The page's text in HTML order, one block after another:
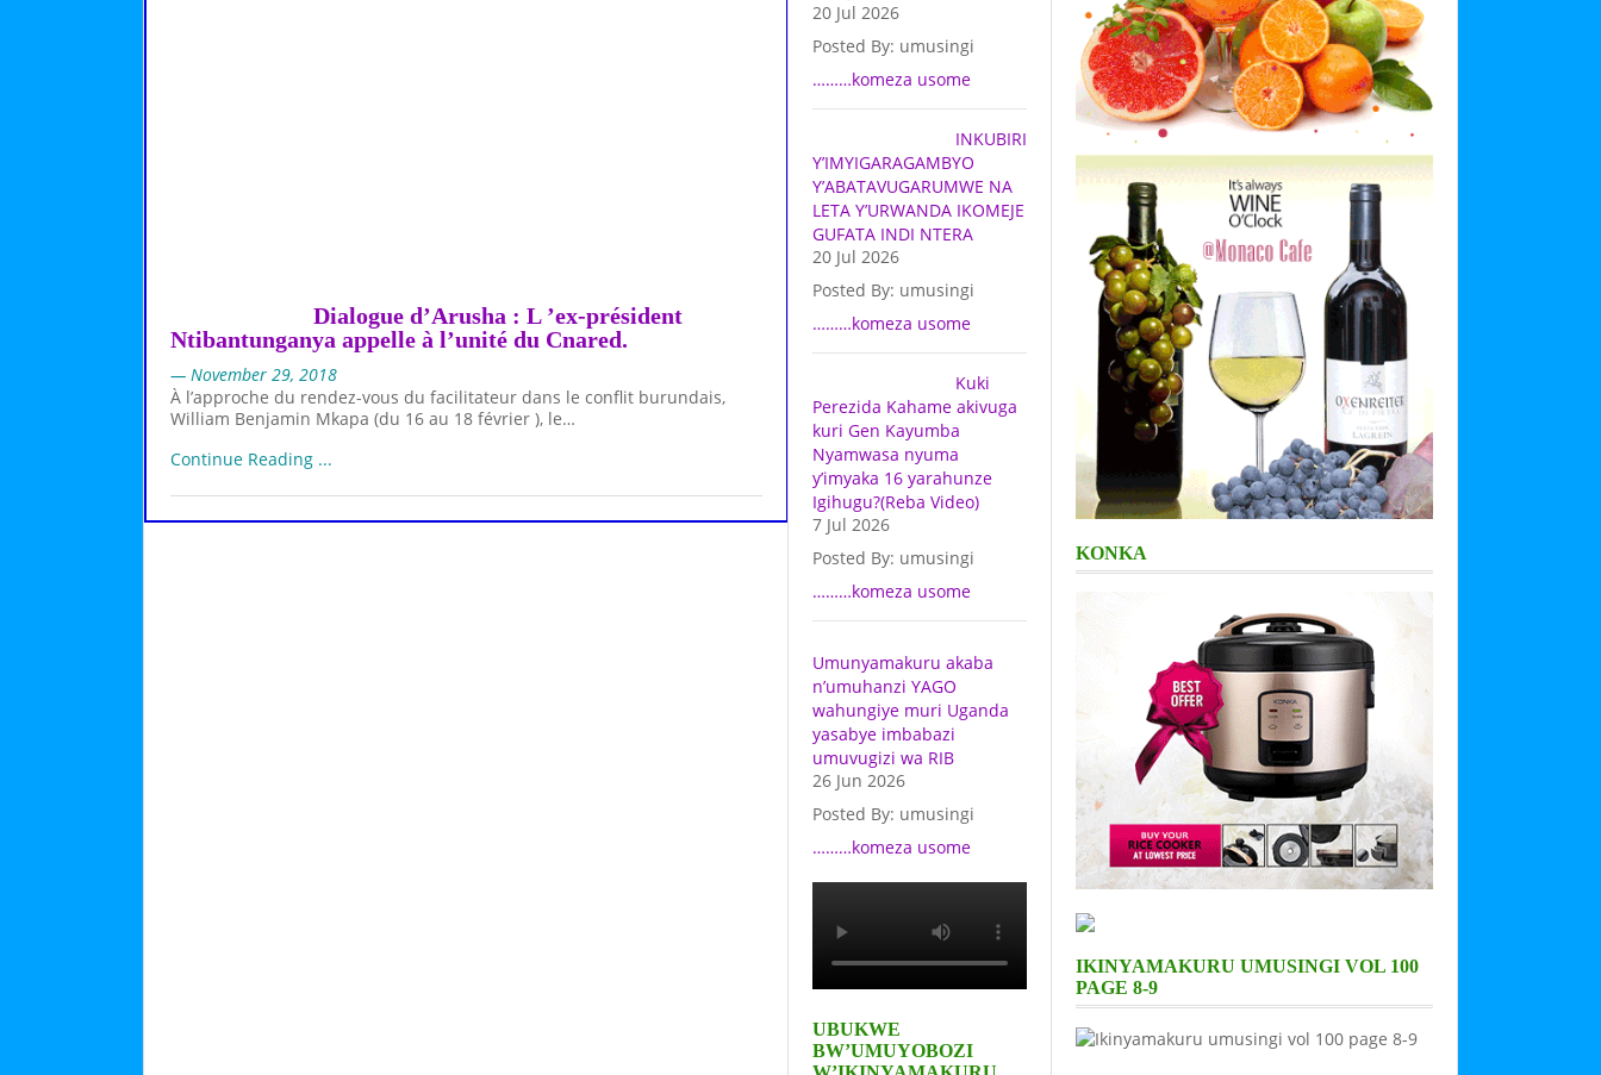
Dialogue d’Arusha : L ’ex-président
Ntibantunganya appelle à l’unité du Cnared.
— November 29, 2018
À l’approche du rendez-vous du facilitateur dans le conflit burundais,
William Benjamin Mkapa (du 16 au 18 février ), le…
Continue Reading ...
20 Jul 2026
Posted By: umusingi
………komeza usome
INKUBIRI
Y’IMYIGARAGAMBYO
Y’ABATAVUGARUMWE NA
LETA Y’URWANDA IKOMEJE
GUFATA INDI NTERA
20 Jul 2026
Posted By: umusingi
………komeza usome
Kuki
Perezida Kahame akivuga
kuri Gen Kayumba
Nyamwasa nyuma
y’imyaka 16 yarahunze
Igihugu?(Reba Video)
7 Jul 2026
Posted By: umusingi
………komeza usome
Umunyamakuru akaba
n’umuhanzi YAGO
wahungiye muri Uganda
yasabye imbabazi
umuvugizi wa RIB
26 Jun 2026
Posted By: umusingi
………komeza usome
UBUKWE
BW’UMUYOBOZI
KONKA
IKINYAMAKURU UMUSINGI VOL 100
PAGE 8-9